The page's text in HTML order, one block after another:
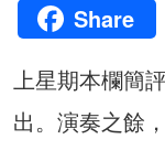
Share
上星期本欄簡
出。演奏之餘